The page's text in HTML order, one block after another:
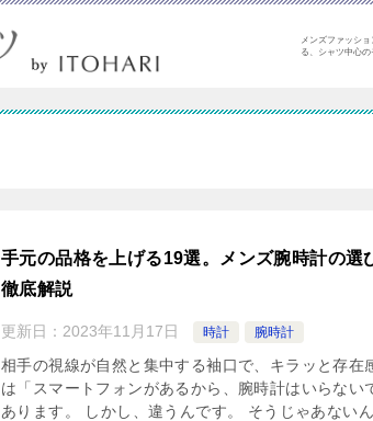
メンズファッシ
る、シャツ中心の
手元の品格を上げる19選。メンズ腕時計の選
徹底解説
更新日： 2023年11月17日 時計 腕時計
相手の視線が自然と集中する袖口で、キラッと存在
は「スマートフォンがあるから、腕時計はいらない
あります。 しかし、違うんです。 そうじゃあない